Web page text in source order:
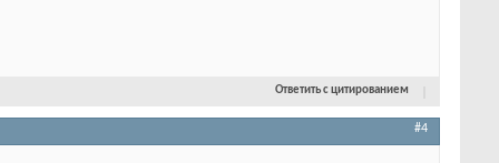
Ответить с цитированием
#4